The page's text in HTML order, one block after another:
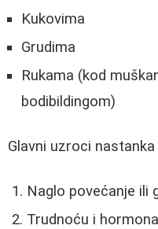
Kukovima
Grudima
Rukama (kod
bodibildingom)
Glavni uzroci
Naglo povećanje ili
Trudnoću i